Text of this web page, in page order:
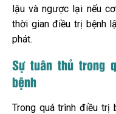
lậu và ngược lại nếu
thời gian điều trị bệnh
phát.
Sự tuân thủ trong
bệnh
Trong quá trình điều trị